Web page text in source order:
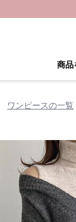
商品
ワンピースの一覧